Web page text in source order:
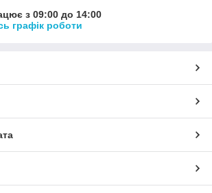
з 09:00 до 14:00
графік роботи